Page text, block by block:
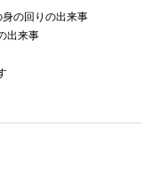
の回りの出来事
出来事